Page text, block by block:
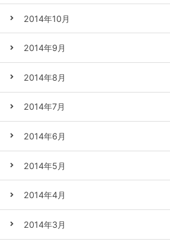
2014年10月
2014年9月
2014年8月
2014年7月
2014年6月
2014年5月
2014年4月
2014年3月